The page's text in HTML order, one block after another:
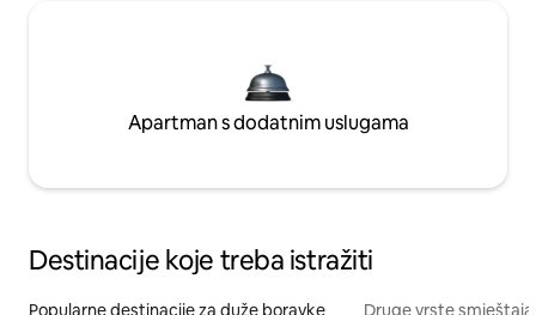
Apartman s dodatnim uslugama
Destinacije koje treba istražiti
Popularne destinacije za duže boravke Druge vrste smještaja